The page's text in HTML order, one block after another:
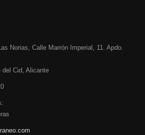
Norias, Calle Marrón Imperial, 11. Apdo.
del Cid, Alicante